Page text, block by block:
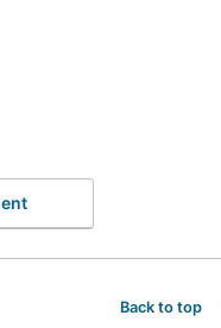
Back to top